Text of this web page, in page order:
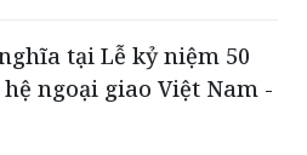
tại Lễ kỷ niệm 50
ngoại giao Việt Nam -